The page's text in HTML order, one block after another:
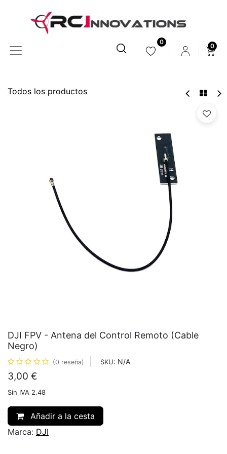
0
0
Todos los productos
DJI FPV - Antena del Control Remoto (Cable
Negro)
(0 reseña) SKU: N/A
3,00 €
Sin IVA 2.48
Añadir a la cesta
Marca: DJI